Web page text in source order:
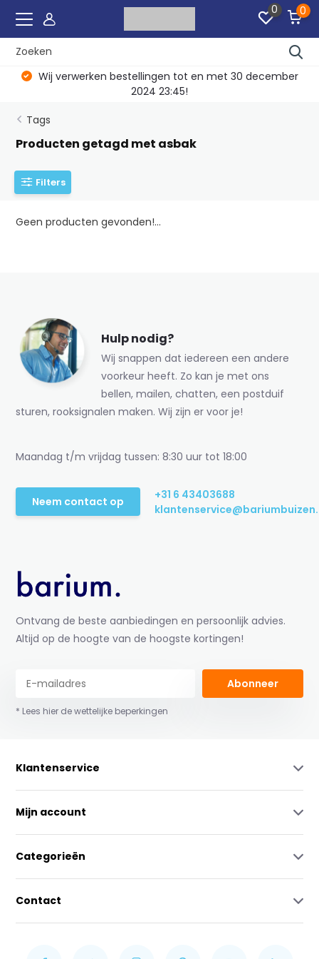
0 0
Wij verwerken bestellingen tot en met 30 december
2024 23:45!
Tags
Producten getagd met asbak
Filters
Geen producten gevonden!...
Hulp nodig?
Wij snappen dat iedereen een andere
voorkeur heeft. Zo kan je met ons
bellen, mailen, chatten, een postduif
sturen, rooksignalen maken. Wij zijn er voor je!
Maandag t/m vrijdag tussen: 8:30 uur tot 18:00
Neem contact op
+31 6 43403688
Ontvang de beste aanbiedingen en persoonlijk advies.
Altijd op de hoogte van de hoogste kortingen!
Abonneer
* Lees hier de wettelijke beperkingen
Klantenservice
Mijn account
Categorieën
Contact